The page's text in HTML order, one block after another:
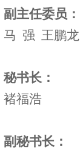
副主任委员：
马 强 王鹏
秘书长：
褚福浩
副秘书长：